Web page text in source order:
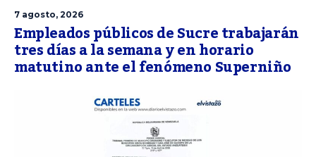
7 agosto, 2026
Empleados públicos de Sucre trabajarán
tres días a la semana y en horario
matutino ante el fenómeno Superniño